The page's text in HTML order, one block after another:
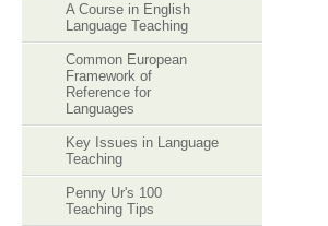
A Course in English
Language Teaching
Common European
Framework of
Reference for
Languages
Key Issues in Language
Teaching
Penny Ur's 100
Teaching Tips